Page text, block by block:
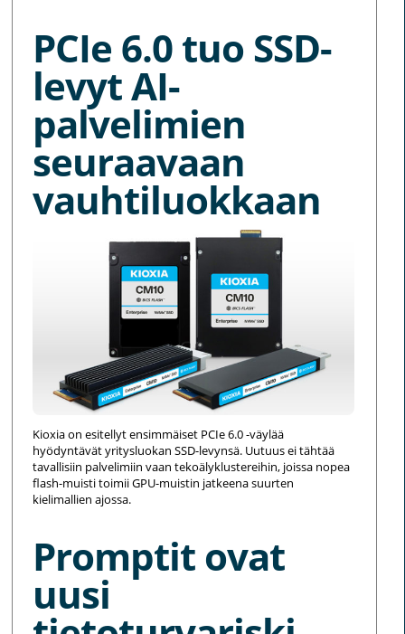
PCIe 6.0 tuo SSD-
levyt AI-
palvelimien
seuraavaan
vauhtiluokkaan
Kioxia on esitellyt ensimmäiset PCIe 6.0 -väylää
hyödyntävät yritysluokan SSD-levynsä. Uutuus ei tähtää
tavallisiin palvelimiin vaan tekoälyklustereihin, joissa nopea
flash-muisti toimii GPU-muistin jatkeena suurten
kielimallien ajossa.
Promptit ovat
uusi